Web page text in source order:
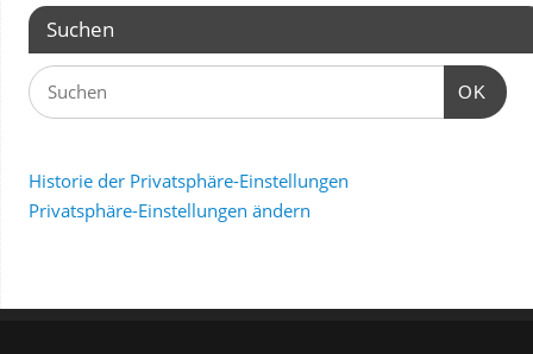
Suchen
OK
Historie der Privatsphäre-Einstellungen
Privatsphäre-Einstellungen ändern